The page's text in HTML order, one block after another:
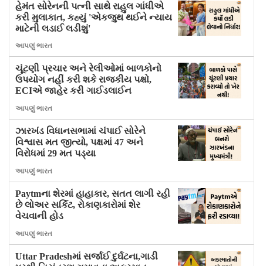
હેમંત સોરેનની પત્ની સાથે રાહુલ ગાંધીએ
કરી મુલાકાત, કહ્યું 'એકજુથ થઈને ન્યાય
માટેની લડાઈ લડીશું'
આપણું ભારત
ચૂંટણી પ્રચાર અને રેલીઓમાં બાળકોનો
ઉપયોગ નહીં કરી શકે રાજકીય પક્ષો,
ECIએ જાહેર કરી ગાઈડલાઈન
આપણું ભારત
ઝારખંડ વિધાનસભામાં ચંપાઈ સોરેને
વિશ્વાસ મત જીત્યો, પક્ષમાં 47 અને
વિરોધમાં 29 મત પડ્યા
આપણું ભારત
Paytmના શેરમાં હાહાકાર, સતત લાગી રહી
છે લોઅર સર્કિટ, રોકાણકારોમાં શેર
વેચવાની હોડ
આપણું ભારત
Uttar Pradeshમાં સર્જાઈ દુર્ઘટના,ગાડી